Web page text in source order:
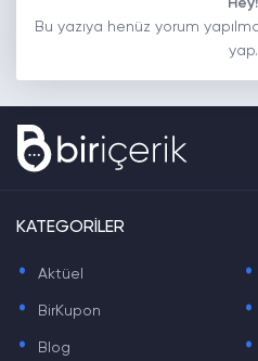
Hey!
Bu yazıya henüz yorum
yap.
KATEGORİLER
. Aktüel .
. BirKupon .
. Blog .